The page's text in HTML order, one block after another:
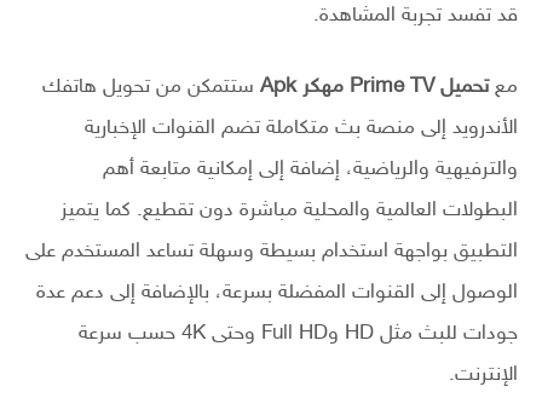
قد تفسد تجربة المشاهدة.
معتحميل Prime TV مهكر Apk
ستتمكن من تحويل هاتفك
الأندرويد إلى منصة بث متكاملة تضم القنوات الإخبارية
والترفيهية والرياضية، إضافة إلى إمكانية متابعة أهم
البطولات العالمية والمحلية مباشرة دون تقطيع. كما يتميز
التطبيق بواجهة استخدام بسيطة وسهلة تساعد المستخدم على
الوصول إلى القنوات المفضلة بسرعة، بالإضافة إلى دعم عدة
جودات للبث مثل HD وFull HD وحتى 4K حسب سرعة
الإنترنت.